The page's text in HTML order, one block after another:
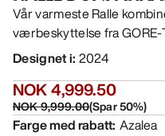
Vår varmeste Ralle
værbeskyttelse fra GORE-
Designet i: 2024
NOK 4,999.50
NOK 9,999.00(Spar50%)
Farge med rabatt: Azalea